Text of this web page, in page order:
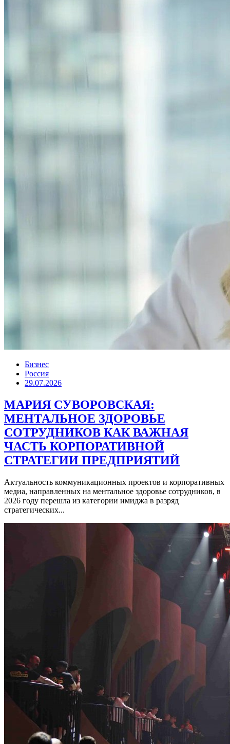
Бизнес
Россия
29.07.2026
МАРИЯ СУВОРОВСКАЯ:
МЕНТАЛЬНОЕ ЗДОРОВЬЕ
СОТРУДНИКОВ КАК ВАЖНАЯ
ЧАСТЬ КОРПОРАТИВНОЙ
СТРАТЕГИИ ПРЕДПРИЯТИЙ
Актуальность коммуникационных проектов и корпоративных
медиа, направленных на ментальное здоровье сотрудников, в
2026 году перешла из категории имиджа в разряд
стратегических...